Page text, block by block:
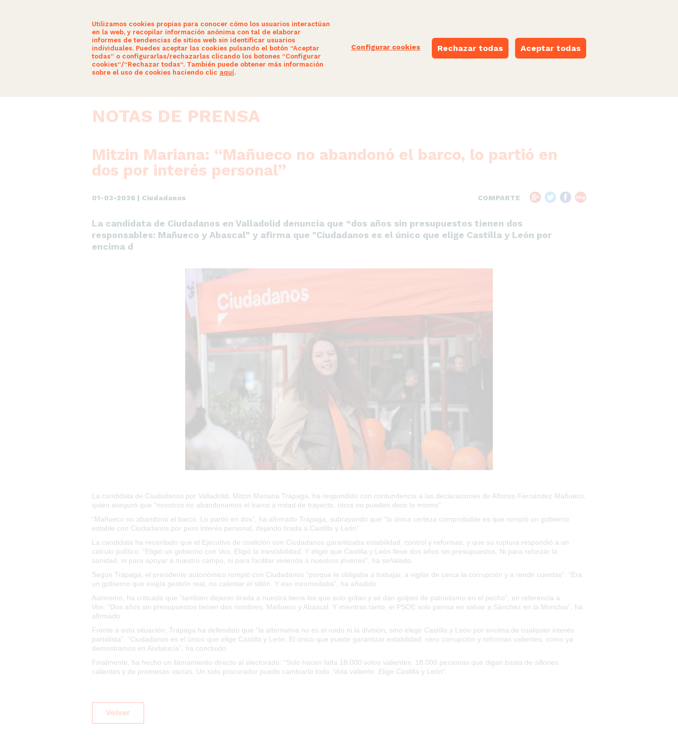
SOMOS CIUDADANOS ACTUALIDAD NUESTRAS PROPUESTAS
Utilizamos cookies propias para conocer cómo los usuarios interactúan
en la web, y recopilar información anónima con tal de elaborar
informes de tendencias de sitios web sin identificar usuarios
individuales. Puedes aceptar las cookies pulsando el botón “Aceptar
todas” o configurarlas/rechazarlas clicando los botones “Configurar
cookies“/“Rechazar todas“. También puede obtener más información
sobre el uso de cookies haciendo clic aquí.
Configurar cookies Rechazar todas Aceptar todas
NOTAS DE PRENSA
Mitzin Mariana: “Mañueco no abandonó el barco, lo partió en
dos por interés personal”
COMPARTE
01-03-2026 | Ciudadanos
La candidata de Ciudadanos en Valladolid denuncia que “dos años sin presupuestos tienen dos
responsables: Mañueco y Abascal” y afirma que "Ciudadanos es el único que elige Castilla y León por
encima d
La candidata de Ciudadanos por Valladolid, Mitzin Mariana Trápaga, ha respondido con contundencia a las declaraciones de Alfonso Fernández Mañueco,
quien aseguró que “nosotros no abandonamos el barco a mitad de trayecto, otros no pueden decir lo mismo”.
“Mañueco no abandonó el barco. Lo partió en dos” , ha afirmado Trápaga, subrayando que “la única certeza comprobable es que rompió un gobierno
estable con Ciudadanos por puro interés personal, dejando tirada a Castilla y León”
La candidata ha recordado que el Ejecutivo de coalición con Ciudadanos garantizaba estabilidad, control y reformas, y que su ruptura respondió a un
cálculo político. “Eligió un gobierno con Vox. Eligió la inestabilidad. Y eligió que Castilla y León lleve dos años sin presupuestos. Ni para reforzar la
sanidad, ni para apoyar a nuestro campo, ni para facilitar vivienda a nuestros jóvenes” , ha señalado.
Según Trápaga, el presidente autonómico rompió con Ciudadanos “porque le obligaba a trabajar, a vigilar de cerca la corrupción y a rendir cuentas”
“Era
un gobierno que exigía gestión real, no calentar el sillón. Y eso incomodaba” , ha añadido.
Asimismo, ha criticado que “también dejaron tirada a nuestra tierra los que solo gritan y se dan golpes de patriotismo en el pecho” , en referencia a
Vox. “Dos años sin presupuestos tienen dos nombres: Mañueco y Abascal. Y mientras tanto, el PSOE solo piensa en salvar a Sánchez en la Moncloa” , ha
afirmado.
Frente a esta situación, Trápaga ha defendido que “la alternativa no es el ruido ni la división, sino elegir Castilla y León por encima de cualquier interés
partidista”. “Ciudadanos es el único que elige Castilla y León. El único que puede garantizar estabilidad, cero corrupción y reformas valientes, como ya
demostramos en Andalucía” , ha concluido.
Finalmente, ha hecho un llamamiento directo al electorado: “Solo hacen falta 18.000 votos valientes. 18.000 personas que digan basta de sillones
calientes y de promesas vacías. Un solo procurador puede cambiarlo todo. Vota valiente. Elige Castilla y León”
Volver